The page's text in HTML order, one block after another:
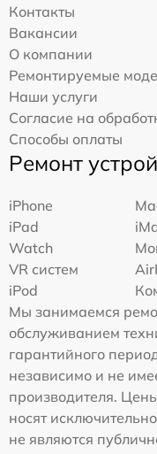
Контакты
Вакансии
О компании
Ремонтируемые
Наши услуги
Согласие на
Способы оплаты
Ремонт
iPhone
iPad
Watch
VR систем
iPod
Мы занимаемся
обслуживанием
гарантийного
независимо и не
производителя.
носят
не являются